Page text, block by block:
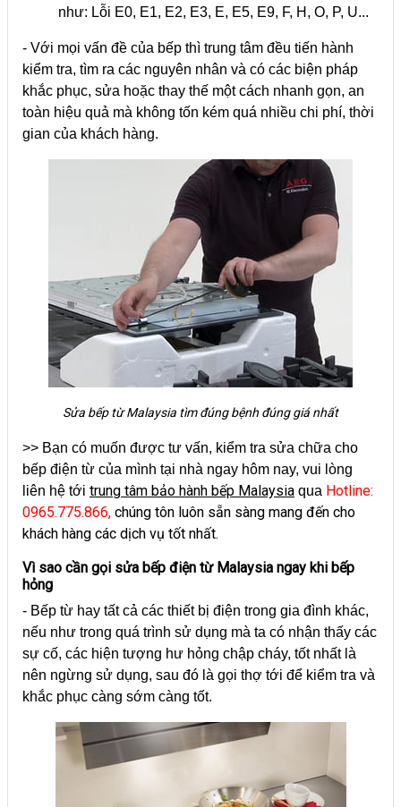
như: Lỗi E0, E1, E2, E3, E, E5, E9, F, H, O, P, U...
- Với mọi vấn đề của bếp thì trung tâm đều tiến hành
kiểm tra, tìm ra các nguyên nhân và có các biện pháp
khắc phục, sửa hoặc thay thế một cách nhanh gọn, an
toàn hiệu quả mà không tốn kém quá nhiều chi phí, thời
gian của khách hàng.
Sửa bếp từ Malaysia tìm đúng bệnh đúng giá nhất
>> Bạn có muốn được tư vấn, kiểm tra sửa chữa cho
bếp điện từ của mình tại nhà ngay hôm nay, vui lòng
liên hệ tới trung tâm bảo hành bếp Malaysia qua Hotline:
0965.775.866, chúng tôn luôn sẵn sàng mang đến cho
khách hàng các dịch vụ tốt nhất.
Vì sao cần gọi sửa bếp điện từ Malaysia ngay khi bếp
hỏng
- Bếp từ hay tất cả các thiết bị điện trong gia đình khác,
nếu như trong quá trình sử dụng mà ta có nhận thấy các
sự cố, các hiện tượng hư hỏng chập cháy, tốt nhất là
nên ngừng sử dụng, sau đó là gọi thợ tới để kiểm tra và
khắc phục càng sớm càng tốt.